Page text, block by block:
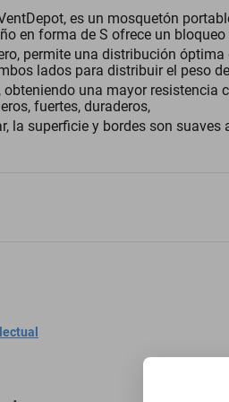
es un mosquetón
en forma de S ofrece un bloqueo
permite una distribución
lados para distribuir el peso
una mayor resistencia
fuertes, duraderos,
la superficie y bordes son
Forma S, Bloqueo Automático,
VENTDEPOT